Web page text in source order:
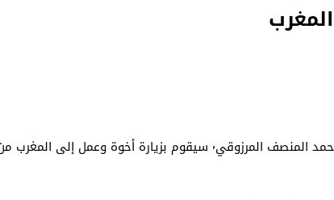
أفاد بيان لوزارة القصور الملكية والتشريفات والأوسمة اليوم الاثنين أن رئيس الجمهورية التونسية٬ محمد المنصف المرزوقي٬ سيقوم بزيارة أخوة